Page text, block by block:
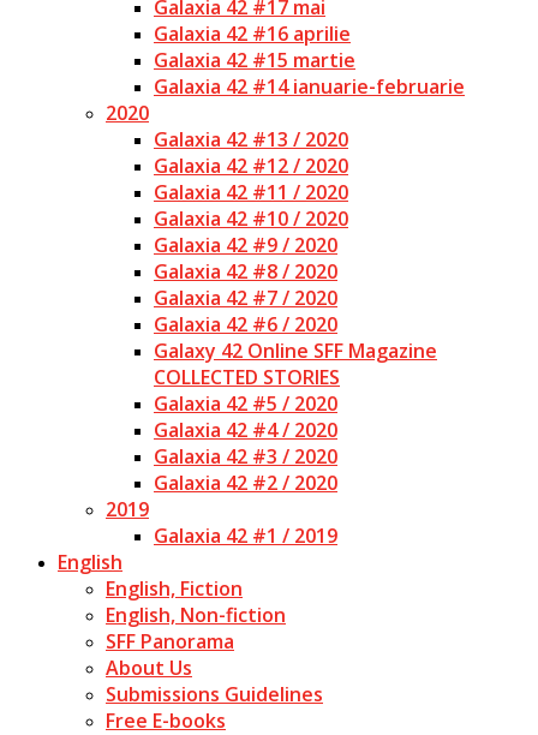
Galaxia 42 #17 mai
Galaxia 42 #16 aprilie
Galaxia 42 #15 martie
Galaxia 42 #14 ianuarie-februarie
2020
Galaxia 42 #13 / 2020
Galaxia 42 #12 / 2020
Galaxia 42 #11 / 2020
Galaxia 42 #10 / 2020
Galaxia 42 #9 / 2020
Galaxia 42 #8 / 2020
Galaxia 42 #7 / 2020
Galaxia 42 #6 / 2020
Galaxy 42 Online SFF Magazine
COLLECTED STORIES
Galaxia 42 #5 / 2020
Galaxia 42 #4 / 2020
Galaxia 42 #3 / 2020
Galaxia 42 #2 / 2020
2019
Galaxia 42 #1 / 2019
English
English, Fiction
English, Non-fiction
SFF Panorama
About Us
Submissions Guidelines
Free E-books